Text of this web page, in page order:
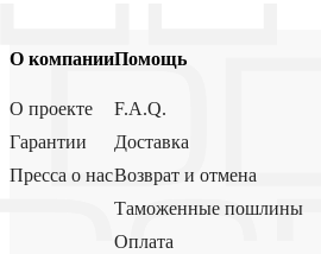
О компании
О проекте
Гарантии
Пресса о нас
Помощь
F.A.Q.
Доставка
Возврат и отмена
Таможенные пошлины
Оплата